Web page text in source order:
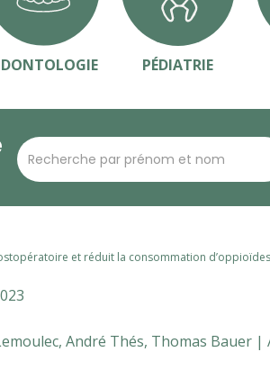
PÉDIATRIE
et réduit la consommation
André Thés, Thomas Bauer |